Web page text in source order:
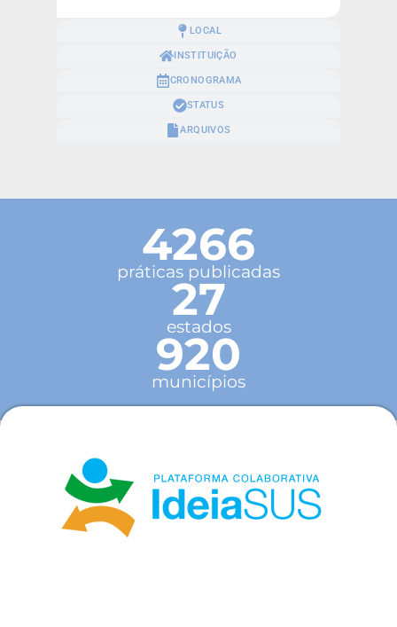
LOCAL
INSTITUIÇÃO
CRONOGRAMA
STATUS
ARQUIVOS
4266
práticas publicadas
27
estados
920
municípios